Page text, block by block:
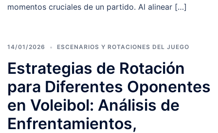
momentos cruciales de un partido. Al alinear […]
14/01/2026 ESCENARIOS Y ROTACIONES DEL JUEGO
Estrategias de Rotación
para Diferentes Oponentes
en Voleibol: Análisis de
Enfrentamientos,